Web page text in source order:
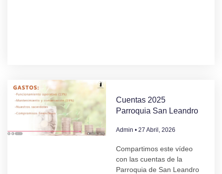
Cuentas 2025
Parroquia San Leandro
Admin 27 Abril, 2026
Compartimos este vídeo
con las cuentas de la
Parroquia de San Leandro